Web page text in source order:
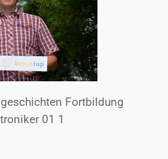
Fortbildung
01 1